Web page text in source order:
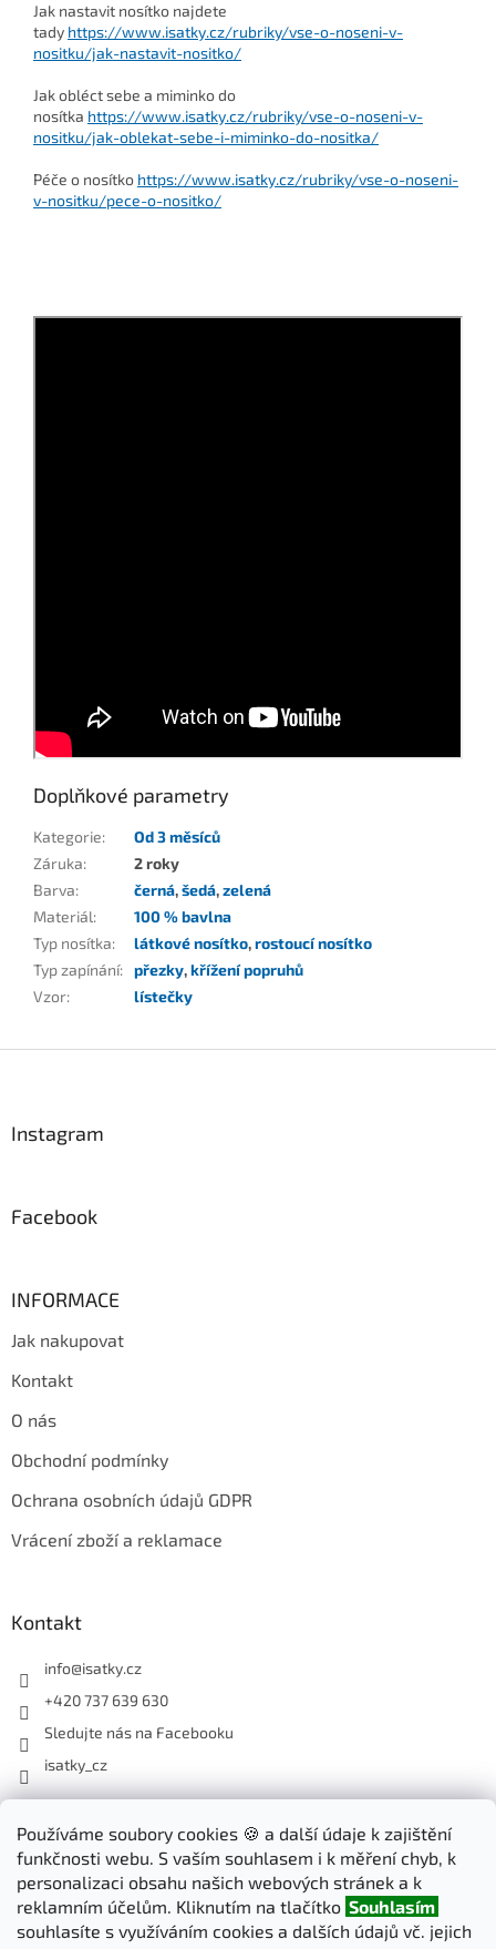
Používáme soubory cookies 🍪 a další údaje k zajištění
funkčnosti webu. S vaším souhlasem i k měření chyb, k
personalizaci obsahu našich webových stránek a k
reklamním účelům. Kliknutím na tlačítko Souhlasím
souhlasíte s využíváním cookies a dalších údajů vč. jejich
Jak nastavit nosítko najdete
tady https://www.isatky.cz/rubriky/vse-o-noseni-v-
nositku/jak-nastavit-nositko/
Jak obléct sebe a miminko do
nosítka https://www.isatky.cz/rubriky/vse-o-noseni-v-
nositku/jak-oblekat-sebe-i-miminko-do-nositka/
Péče o nosítko https://www.isatky.cz/rubriky/vse-o-noseni-
v-nositku/pece-o-nositko/
Doplňkové parametry
Kategorie:
Od 3 měsíců
Záruka:
2 roky
Barva: černá,šedá,zelená
Materiál:
100 % bavlna
Typ nosítka: látkové nosítko,rostoucí nosítko
Typ zapínání: přezky,křížení popruhů
Vzor: lístečky
Instagram
Facebook
INFORMACE
Jak nakupovat
Kontakt
O nás
Obchodní podmínky
Ochrana osobních údajů GDPR
Vrácení zboží a reklamace
Kontakt
info@isatky.cz
+420 737 639 630
Sledujte nás na Facebooku
isatky_cz
Odebírat newsletter
Vložte svůj e-mail a my vám budeme zasílat informace o nových
produktech na našem e-shopu.